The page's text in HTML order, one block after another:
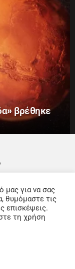
βρέθηκε
μας για να σας
θυμόμαστε τις
επισκέψεις.
τη χρήση